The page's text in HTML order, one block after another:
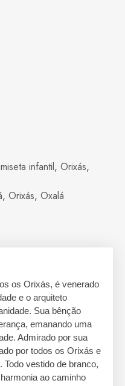
infantil, Orixás,
, Orixás, Oxalá
os Orixás, é venerado
e o arquiteto
Sua bênção
emanando uma
Admirado por sua
por todos os Orixás e
vestido de branco,
ao caminho